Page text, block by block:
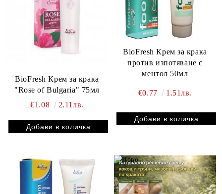
BioFresh Крем за крака
"Rose of Bulgaria" 75мл
€1.08
2.11лв.
BioFresh Крем за крака
против изпотяване с
ментол 50мл
€0.77 1.51лв.